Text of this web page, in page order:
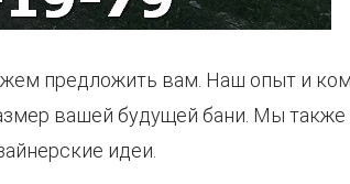
предложить вам. Наш опыт и
вашей будущей бани. Мы
идеи.